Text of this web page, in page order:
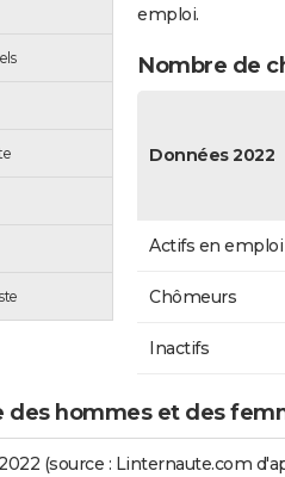
emploi.
Nombre de
Données 2022
Actifs en emploi
Chômeurs
Inactifs
des hommes et des
(source : Linternaute.com